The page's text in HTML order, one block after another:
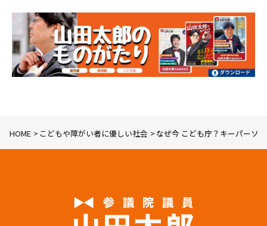
HOME こどもや障がい者に優しい社会 なぜ今 こども庁？キーパーソ